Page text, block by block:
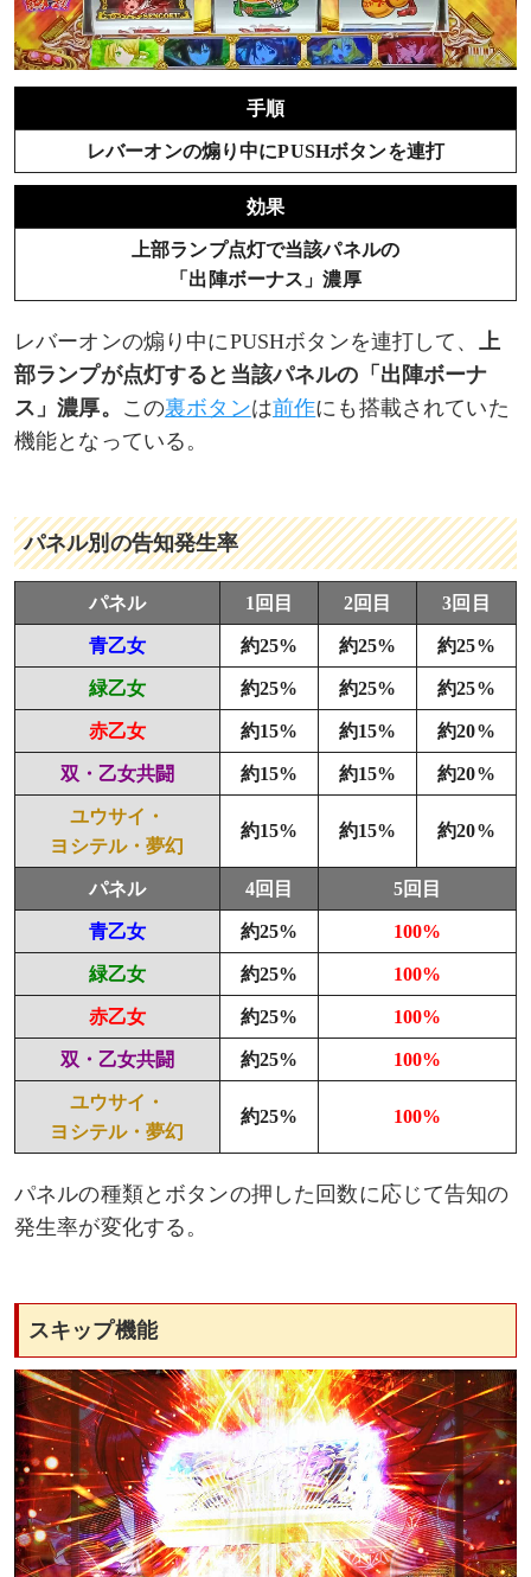
手順
レバーオンの煽り中にPUSHボタンを連打
効果
上部ランプ点灯で当該パネルの
「出陣ボーナス」濃厚
レバーオンの煽り中にPUSHボタンを連打して、
上
部ランプが点灯すると当該パネルの「出陣ボーナ
ス」濃厚。
この裏ボタンは前作にも搭載されていた
機能となっている。
パネル別の告知発生率
パネル 1回目 2回目 3回目
青乙女 約25% 約25% 約25%
緑乙女 約25% 約25% 約25%
赤乙女 約15% 約15% 約20%
双・乙女共闘 約15% 約15% 約20%
ユウサイ・
ヨシテル・夢幻
約15% 約15% 約20%
パネル 4回目 5回目
青乙女 約25% 100%
緑乙女 約25% 100%
赤乙女 約25% 100%
双・乙女共闘 約25% 100%
ユウサイ・
ヨシテル・夢幻
約25% 100%
パネルの種類とボタンの押した回数に応じて告知の
発生率が変化する。
スキップ機能